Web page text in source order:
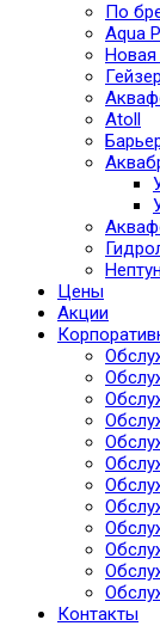
По
Aqua
Гейзер
Atoll
Нептун
Цены
Акции
Контакты